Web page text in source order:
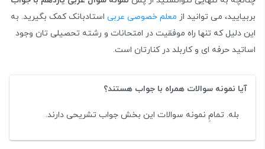
بربیایید، می توانید از معلم خصوصی عربی استادبانک کمک بگیرید. به
این دلیل که تنها راه موفقیت در امتحانات و رشته تحصیلی تان وجود
اساتید حرفه ای و کاربلد در کنارتان است.
آیا نمونه سوالات همراه با جواب هستند؟
بله. تمامِ نمونه سوالات این بخش جواب تشریحی دارند.